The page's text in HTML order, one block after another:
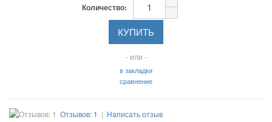
Количество:
- или -
в закладки
сравнение
Отзывов: 1 | Написать отзыв